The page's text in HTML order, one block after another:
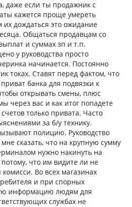
даже если ты продажник с
кажется проще умереть
дождаться это ожидание
Общаться продавцам со
и суммах зп и т.п.
у руководства просто
начинается. Постоянно
токах. Ставят перед фактом, что
банка для подвязки к
открывать смены, плюс
через вас и как итог попадете
только привата. Часто
за б/у технику.
полицию. Руководство
сказать, что на крупную сумму
нужно накинуть на
что им видите ли не
Во всех магазинах
и при спорных
информацию людям для
службах не